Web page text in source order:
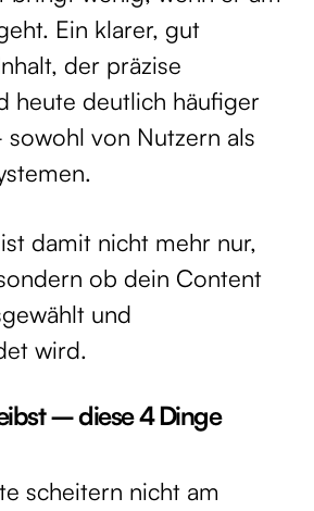
Ein klarer, gut
der präzise
heute deutlich häufiger
von Nutzern als
damit nicht mehr nur,
ob dein Content
und
wird.
– diese 4 Dinge
scheitern nicht am